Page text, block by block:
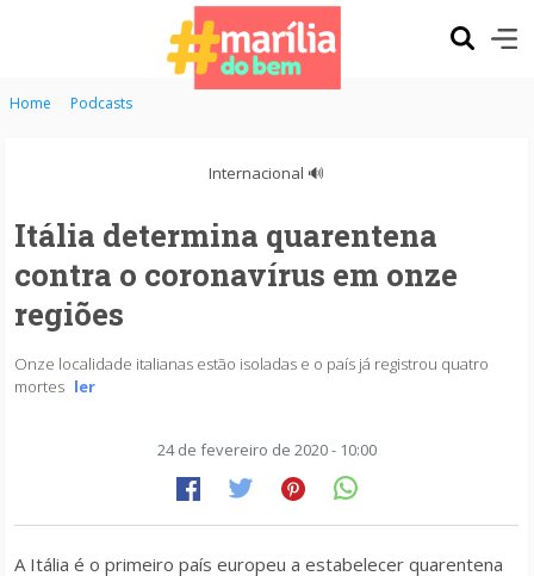
Home Podcasts
Internacional 🔊
Itália determina quarentena
contra o coronavírus em onze
regiões
Onze localidade italianas estão isoladas e o país já registrou quatro
mortes ler
24 de fevereiro de 2020 - 10:00
A Itália é o primeiro país europeu a estabelecer quarentena